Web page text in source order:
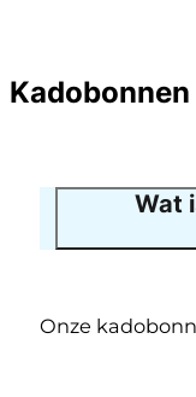
Kadobonnen
Wat
Onze